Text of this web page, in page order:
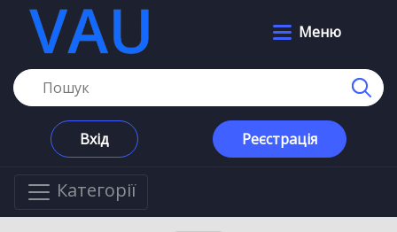
Меню
Вхід Реєстрація
Категорії